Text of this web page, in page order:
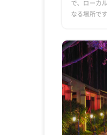
で、ローカ
なる場所で